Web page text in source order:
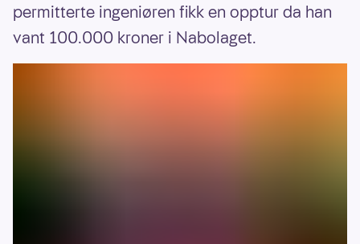
permitterte ingeniøren fikk en opptur da han
vant 100.000 kroner i Nabolaget.